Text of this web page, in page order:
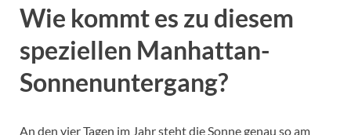
Wie kommt es zu diesem
speziellen Manhattan-
Sonnenuntergang?
An den vier Tagen im Jahr steht die Sonne genau so am